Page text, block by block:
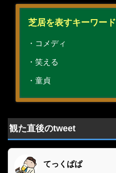
芝居を表すキーワード
・コメディ
・笑える
・童貞
観た直後のtweet
てっくぱぱ